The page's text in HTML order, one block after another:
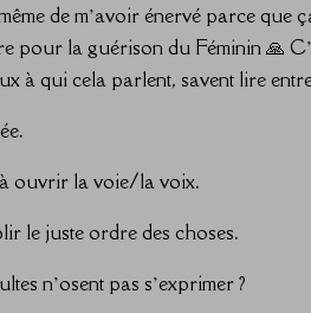
de m’avoir énervé parce que
pour la guérison du Féminin 🙏
à qui cela parlent, savent lire
à ouvrir la voie/la voix.
le juste ordre des choses.
n’osent pas s’exprimer ?